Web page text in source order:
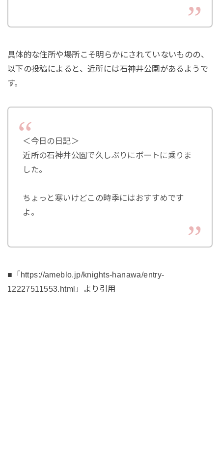
具体的な住所や場所こそ明らかにされていないものの、
以下の投稿によると、近所には石神井公園があるようで
す。
＜今日の日記＞
近所の石神井公園で久しぶりにボートに乗りま
した。
ちょっと寒いけどこの時季にはおすすめです
よ。
■「https://ameblo.jp/knights-hanawa/entry-
12227511553.html」より引用